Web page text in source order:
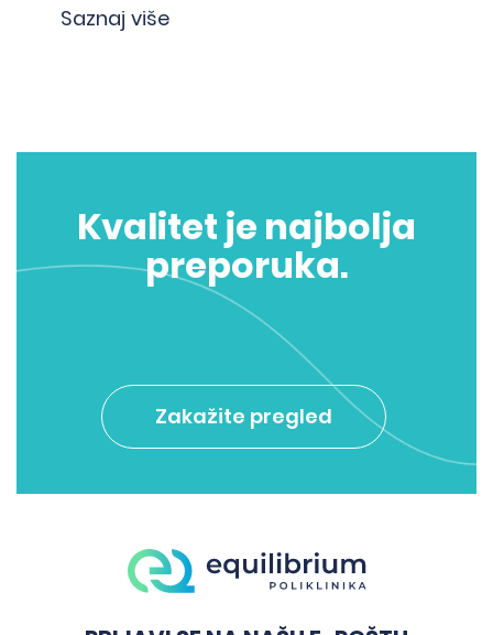
Saznaj više
Kvalitet je najbolja
preporuka.
Zakažite pregled